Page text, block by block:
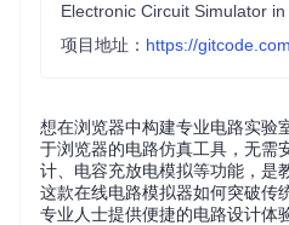
Electronic Circuit Simulator
项目地址： https://
想在浏览器中构建专业电路实验
于浏览器的电路仿真工具，无需
计、电容充放电模拟等功能，是
这款在线电路模拟器如何突破传
专业人士提供便捷的电路设计体